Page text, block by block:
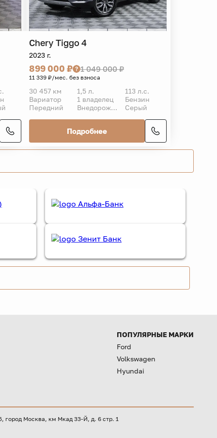
Chery Tiggo 4
2023 г.
899 000 ₽ 1 049 000 ₽
11 339 ₽/мес. без взноса
30 457 км 1,5 л.
113 л.с.
Вариатор
1 владелец
Бензин
Передний
Внедорожник 5 дв. Серый
Подробнее
ПОПУЛЯРНЫЕ МАРКИ
Ford
Volkswagen
Hyundai
город Москва, км Мкад 33-Й, д. 6 стр. 1